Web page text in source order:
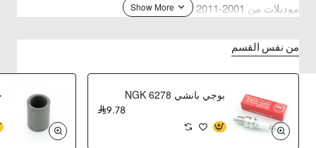
موديلات من 2001-2011
من نفس القسم
بوجي بانشي NGK 6278
9.78